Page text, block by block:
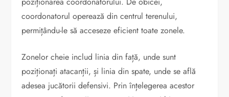
coordonatorul operează din centrul terenului,
permițându-le să acceseze eficient toate zonele.
Zonelor cheie includ linia din față, unde sunt
poziționați atacanții, și linia din spate, unde se află
adesea jucătorii defensivi. Prin înțelegerea acestor